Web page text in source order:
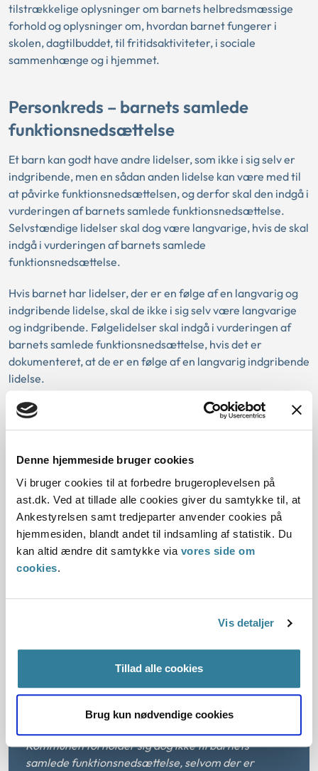
Denne hjemmeside bruger cookies
Vi bruger cookies til at forbedre brugeroplevelsen på
ast.dk. Ved at tillade alle cookies giver du samtykke til, at
Ankestyrelsen samt tredjeparter anvender cookies på
hjemmesiden, blandt andet til indsamling af statistik. Du
kan altid ændre dit samtykke via vores side om
cookies.
Vis detaljer
Tillad alle cookies
Brug kun nødvendige cookies
tilstrækkelige oplysninger om barnets helbredsmæssige
forhold og oplysninger om, hvordan barnet fungerer i
skolen, dagtilbuddet, til fritidsaktiviteter, i sociale
sammenhænge og i hjemmet.
Personkreds – barnets samlede
funktionsnedsættelse
Et barn kan godt have andre lidelser, som ikke i sig selv er
indgribende, men en sådan anden lidelse kan være med til
at påvirke funktionsnedsættelsen, og derfor skal den indgå i
vurderingen af barnets samlede funktionsnedsættelse.
Selvstændige lidelser skal dog være langvarige, hvis de skal
indgå i vurderingen af barnets samlede
funktionsnedsættelse.
Hvis barnet har lidelser, der er en følge af en langvarig og
indgribende lidelse, skal de ikke i sig selv være langvarige
og indgribende. Følgelidelser skal indgå i vurderingen af
barnets samlede funktionsnedsættelse, hvis det er
dokumenteret, at de er en følge af en langvarig indgribende
lidelse.
Læs Ankestyrelsens principmeddelelse 92-12 om
nødvendige merudgifter - børn - personkreds -
merudgifter ved forsørgelsen - tabt arbejdsfortjeneste -
personkreds - støttetiltag - behandlingsmuligheder - flere
lidelser - samlet funktionsnedsættelse -
dokumentationskrav - diagnose - udredning.
har ADHD og ufrivillig vandladning. Kommunen
træffer afgørelse om, at forælderen ikke er omfattet
af personkredsen for dækning af merudgifter.
tilstrækkelige oplysninger i forhold til barnets
Kommunen forholder sig dog ikke til barnets
samlede funktionsnedsættelse, selvom der er